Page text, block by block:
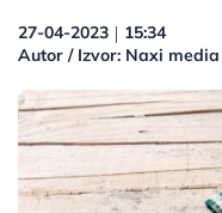
27-04-2023 | 15:34
Autor / Izvor: Naxi media